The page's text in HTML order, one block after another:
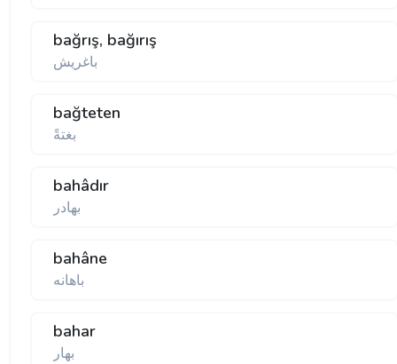
bağrış, bağırış
باغریش
bağteten
بغتةً
bahâdır
بهادر
bahâne
باهانه
bahar
بهار